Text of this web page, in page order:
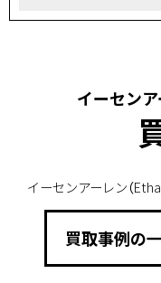
イーセンア
イーセンアーレン（
買取事例の